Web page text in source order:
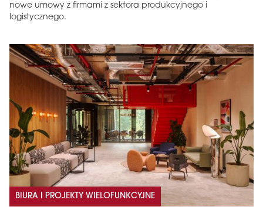
nowe umowy z firmami z sektora produkcyjnego i
logistycznego.
BIURA I PROJEKTY WIELOFUNKCYJNE